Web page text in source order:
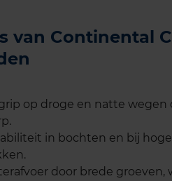
van Continental
op droge en natte wegen
in bochten en bij
door brede groeven,